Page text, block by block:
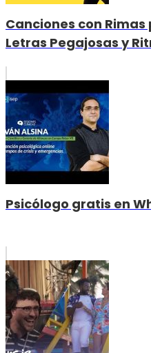
Canciones con
Letras Pegajosas y
Psicólogo gratis en